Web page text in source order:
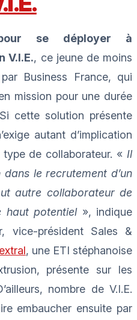
se déployer à
V.I.E., ce jeune de moins
Business France, qui
mission pour une durée
cette solution présente
autant d’implication
de collaborateur. « Il
le recrutement d’un
autre collaborateur de
haut potentiel», indique
vice-président Sales &
, une ETI stéphanoise
présente sur les
nombre de V.I.E.
embaucher ensuite par